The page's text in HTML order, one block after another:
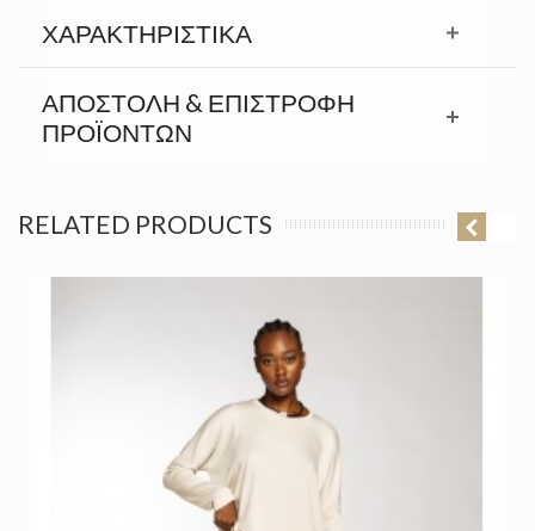
ΧΑΡΑΚΤΗΡΙΣΤΙΚΆ
ΑΠΟΣΤΟΛΉ & ΕΠΙΣΤΡΟΦΉ
ΠΡΟΪΟΝΤΩΝ
RELATED PRODUCTS